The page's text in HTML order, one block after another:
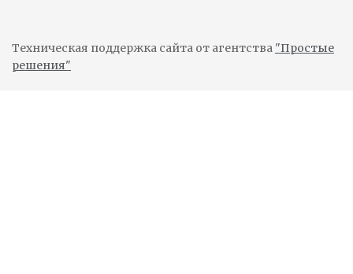
Техническая поддержка сайта от агентства "Простые
решения"